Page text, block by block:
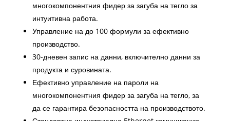
многокомпонентния фидер за загуба на тегло за
интуитивна работа.
Управление на до 100 формули за ефективно
производство.
30-дневен запис на данни, включително данни за
продукта и суровината.
Ефективно управление на пароли на
многокомпонентния фидер за загуба на тегло, за
да се гарантира безопасността на производството.